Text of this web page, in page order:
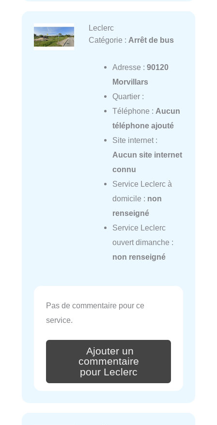
Leclerc
Catégorie : Arrêt de bus
Adresse : 90120
Morvillars
Quartier :
Téléphone : Aucun
téléphone ajouté
Site internet :
Aucun site internet
connu
Service Leclerc à
domicile : non
renseigné
Service Leclerc
ouvert dimanche :
non renseigné
Pas de commentaire pour ce
service.
Ajouter un
commentaire
pour Leclerc